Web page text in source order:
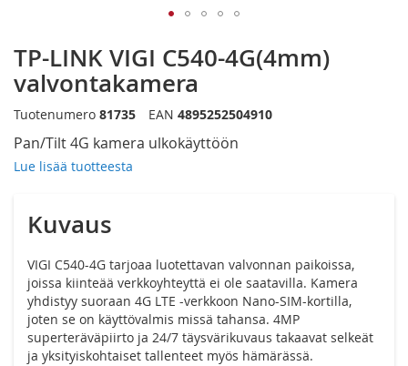
kuvagallerian
alkuun
TP-LINK VIGI C540-4G(4mm)
valvontakamera
Pan/Tilt 4G kamera ulkokäyttöön
Lue lisää tuotteesta
Tuotenumero 81735 EAN 4895252504910
Kuvaus
VIGI C540-4G tarjoaa luotettavan valvonnan paikoissa,
joissa kiinteää verkkoyhteyttä ei ole saatavilla. Kamera
yhdistyy suoraan 4G LTE -verkkoon Nano-SIM-kortilla,
joten se on käyttövalmis missä tahansa. 4MP
superteräväpiirto ja 24/7 täysvärikuvaus takaavat selkeät
ja yksityiskohtaiset tallenteet myös hämärässä.